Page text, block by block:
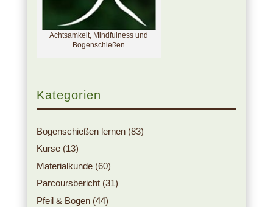
Achtsamkeit, Mindfulness und
Bogenschießen
Kategorien
Bogenschießen lernen(83)
Kurse(13)
Materialkunde(60)
Parcoursbericht(31)
Pfeil & Bogen(44)